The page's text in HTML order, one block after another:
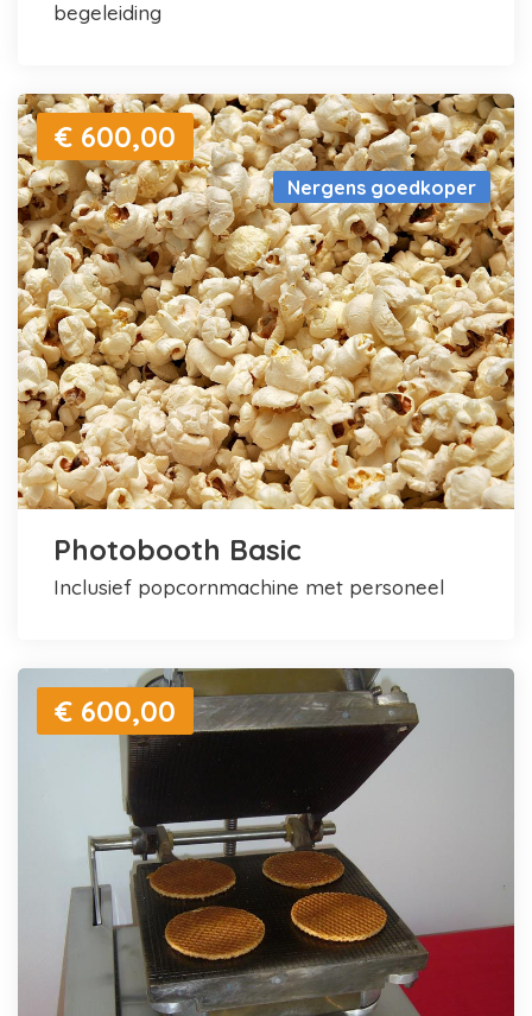
begeleiding
Nergens goedkoper
€ 600,00
Photobooth Basic
inclusief popcornmachine met personeel
€ 600,00